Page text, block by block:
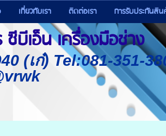
เกี่ยวกับเรา ติดต่อเรา การรับประกันสิน
บีเอ็น เครื่องมือช่าง
(เก๋) Tel:081-351-